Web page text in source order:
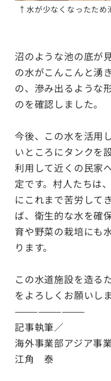
↑水が少なくなったため
沼のような池の底が
の水がこんこんと湧
の、滲み出るような
のを確認しました。
今後、この水を活用
いところにタンクを
利用して近くの民家
定です。村人たちは
にこれまで苦労して
ば、衛生的な水を確
育や野菜の栽培にも
ります。
この水道施設を造る
をよろしくお願いしま
—————————
記事執筆／
海外事業部アジア事
江角 泰